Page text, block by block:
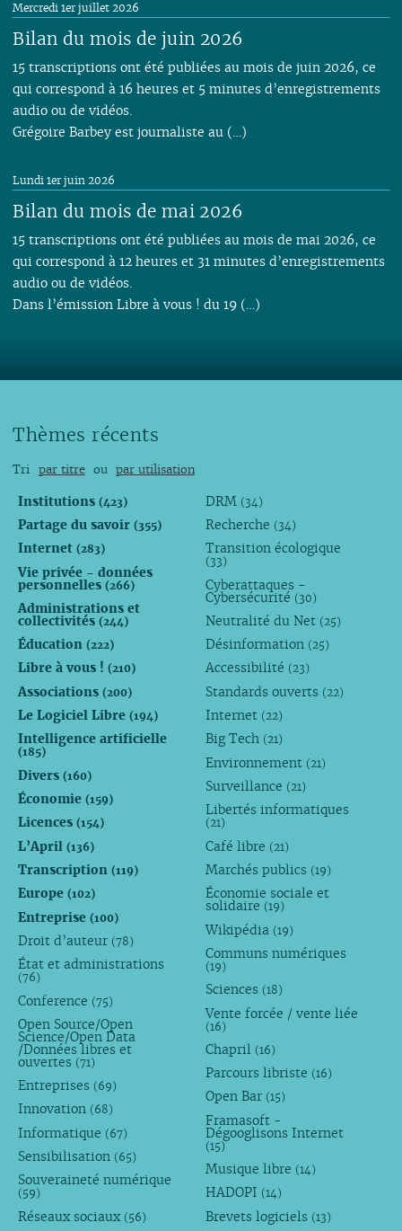
Bilan du mois de juin 2026
Mercredi 1er juillet 2026
15 transcriptions ont été publiées au mois de juin 2026, ce
qui correspond à 16 heures et 5 minutes d’enregistrements
audio ou de vidéos.
Grégoire Barbey est journaliste au (…)
Bilan du mois de mai 2026
Lundi 1er juin 2026
15 transcriptions ont été publiées au mois de mai 2026, ce
qui correspond à 12 heures et 31 minutes d’enregistrements
audio ou de vidéos.
Dans l’émission Libre à vous ! du 19 (…)
Thèmes récents
Tri par titre ou par utilisation
Institutions (423)
Partage du savoir (355)
Internet (283)
Vie privée - données
personnelles (266)
Administrations et
collectivités (244)
Éducation (222)
Libre à vous ! (210)
Associations (200)
Le Logiciel Libre (194)
Intelligence artificielle
(185)
Divers (160)
Économie (159)
Licences (154)
L’April (136)
Transcription (119)
Europe (102)
Entreprise (100)
Droit d’auteur (78)
État et administrations
(76)
Conference (75)
Open Source/Open
Science/Open Data
/Données libres et
ouvertes (71)
Entreprises (69)
Innovation (68)
Informatique (67)
Sensibilisation (65)
Souveraineté numérique
(59)
Réseaux sociaux (56)
DRM (34)
Recherche (34)
Transition écologique
(33)
Cyberattaques -
Cybersécurité (30)
Neutralité du Net (25)
Désinformation (25)
Accessibilité (23)
Standards ouverts (22)
Internet (22)
Big Tech (21)
Environnement (21)
Surveillance (21)
Libertés informatiques
(21)
Café libre (21)
Marchés publics (19)
Économie sociale et
solidaire (19)
Wikipédia (19)
Communs numériques
(19)
Sciences (18)
Vente forcée / vente liée
(16)
Chapril (16)
Parcours libriste (16)
Open Bar (15)
Framasoft -
Dégooglisons Internet
(15)
Musique libre (14)
HADOPI (14)
Brevets logiciels (13)